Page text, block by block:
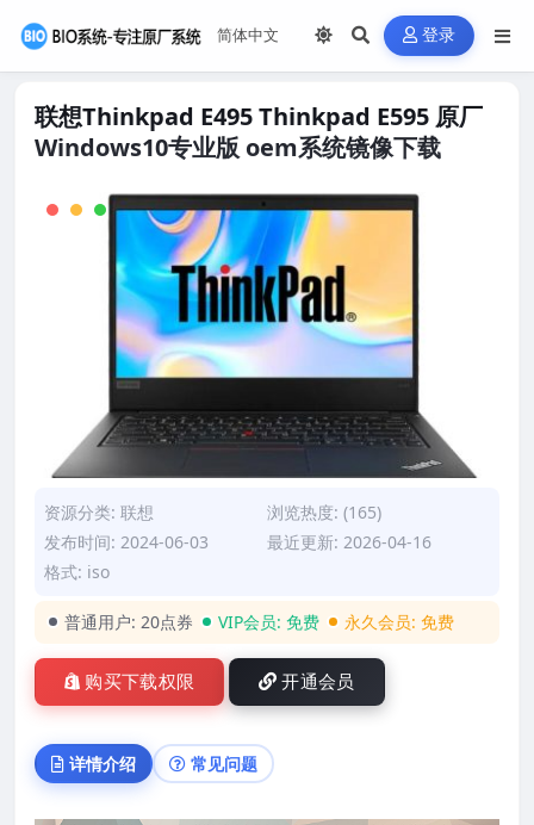
登录
联想Thinkpad E495 Thinkpad E595 原厂
Windows10专业版 oem系统镜像下载
资源分类: 联想
浏览热度: (165)
发布时间: 2024-06-03
最近更新: 2026-04-16
格式: iso
普通用户: 20点券 VIP会员: 免费 永久会员: 免费
购买下载权限 开通会员
详情介绍 常见问题